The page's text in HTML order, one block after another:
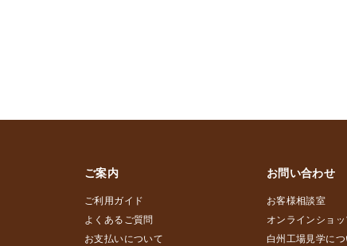
ご案内
ご利用ガイド
よくあるご質問
お支払いについて
お問い合わせ
お客様相談室
オンラインショ
白州工場見学につ